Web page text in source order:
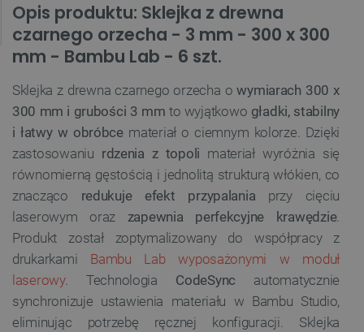
Opis produktu: Sklejka z drewna
czarnego orzecha - 3 mm - 300 x 300
mm - Bambu Lab - 6 szt.
Sklejka z drewna czarnego orzecha owymiarach 300 x
300 mm i grubości 3 mm to wyjątkowo gładki, stabilny
i łatwy w obróbcemateriał o ciemnym kolorze. Dzięki
zastosowaniu rdzenia z topoli materiał wyróżnia się
równomierną gęstością i jednolitą strukturą włókien, co
znacząco redukuje efekt przypalania przy cięciu
laserowym oraz zapewnia perfekcyjne krawędzie.
Produkt został zoptymalizowany do współpracy z
drukarkami Bambu Lab wyposażonymi w moduł
laserowy. Technologia CodeSync automatycznie
synchronizuje ustawienia materiału w Bambu Studio,
eliminując potrzebę ręcznej konfiguracji. Sklejka